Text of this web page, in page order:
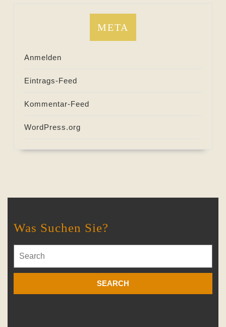
META
Anmelden
Eintrags-Feed
Kommentar-Feed
WordPress.org
Was Suchen Sie?
for: